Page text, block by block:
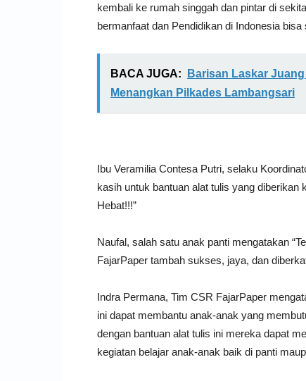
kembali ke rumah singgah dan pintar di
bermanfaat dan Pendidikan di Indonesia bisa
BACA JUGA:
Barisan Laskar
Menangkan Pilkades Lambangsari
Ibu Veramilia Contesa Putri, selaku
kasih untuk bantuan alat tulis yang
Hebat!!!”
Naufal, salah satu anak panti mengatakan
FajarPaper tambah sukses, jaya, dan
Indra Permana, Tim CSR FajarPaper
ini dapat membantu anak-anak yang
dengan bantuan alat tulis ini mereka dapat
kegiatan belajar anak-anak baik di panti